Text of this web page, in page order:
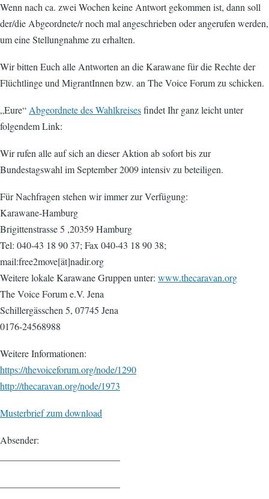
Wenn nach ca. zwei Wochen keine Antwort gekommen ist, dann soll
der/die Abgeordnete/r noch mal angeschrieben oder angerufen werden,
um eine Stellungnahme zu erhalten.
Wir bitten Euch alle Antworten an die Karawane für die Rechte der
Flüchtlinge und MigrantInnen bzw. an The Voice Forum zu schicken.
„Eure“ Abgeordnete des Wahlkreisesfindet Ihr ganz leicht unter
folgendem Link:
Wir rufen alle auf sich an dieser Aktion ab sofort bis zur
Bundestagswahl im September 2009 intensiv zu beteiligen.
Für Nachfragen stehen wir immer zur Verfügung:
Karawane-Hamburg
Brigittenstrasse 5 ,20359 Hamburg
Tel: 040-43 18 90 37; Fax 040-43 18 90 38;
mail:free2move[ät]nadir.org
Weitere lokale Karawane Gruppen unter: www.thecaravan.org
The Voice Forum e.V. Jena
Schillergässchen 5, 07745 Jena
0176-24568988
Weitere Informationen:
https://thevoiceforum.org/node/1290
http://thecaravan.org/node/1973
Musterbrief zum download
Absender: